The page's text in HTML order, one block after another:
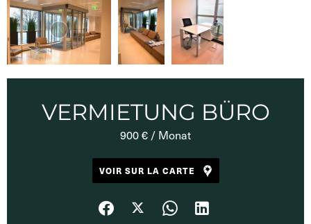
VERMIETUNG BÜRO
900 € / Monat
VOIR SUR LA CARTE